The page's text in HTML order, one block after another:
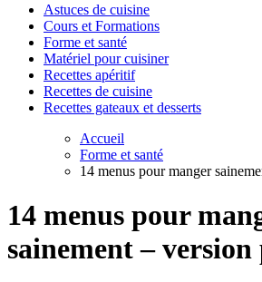
Astuces de cuisine
Cours et Formations
Forme et santé
Matériel pour cuisiner
Recettes apéritif
Recettes de cuisine
Recettes gateaux et desserts
Accueil
Forme et santé
14 menus pour manger
14 menus pour
sainement –